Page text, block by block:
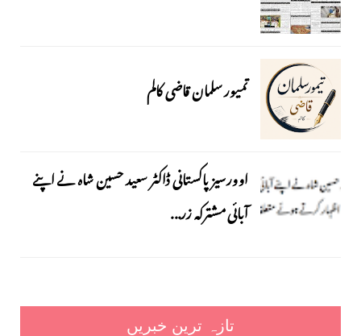
تمیور سلمان قاضی کالم
اوورسیز پاکستانی ڈاکٹر سعید حسین شاہ نے اپنے
آبائی مشترکہ زر...
تازہ ترین خبریں